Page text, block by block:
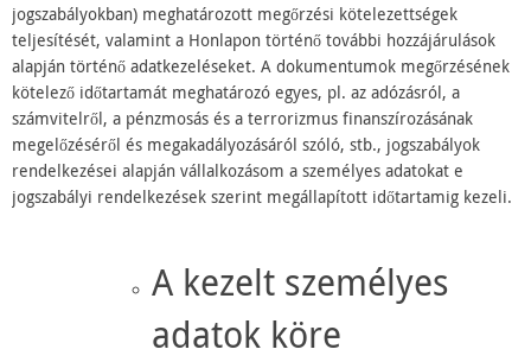
jogszabályokban) meghatározott megőrzési kötelezettségek
teljesítését, valamint a Honlapon történő további hozzájárulások
alapján történő adatkezeléseket. A dokumentumok megőrzésének
kötelező időtartamát meghatározó egyes, pl. az adózásról, a
számvitelről, a pénzmosás és a terrorizmus finanszírozásának
megelőzéséről és megakadályozásáról szóló, stb., jogszabályok
rendelkezései alapján vállalkozásom a személyes adatokat e
jogszabályi rendelkezések szerint megállapított időtartamig kezeli.
A kezelt személyes
adatok köre